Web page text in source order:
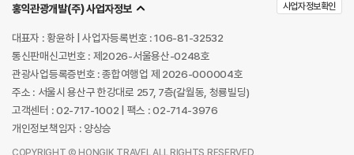
사업자정보확인
홍익관광개발(주) 사업자정보
대표자 : 황윤하 | 사업자등록번호 : 106-81-32532
통신판매신고번호 : 제2026-서울용산-0248호
관광사업등록증번호 : 종합여행업 제 2026-000004호
주소 : 서울시 용산구 한강대로 257, 7층(갈월동, 청룡빌딩)
고객센터 : 02-717-1002 | 팩스 : 02-714-3976
개인정보책임자 : 양상승
COPYRIGHT Ⓒ HONGIK TRAVEL ALL RIGHTS RESERVED